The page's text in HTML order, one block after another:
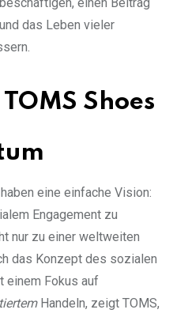
das Leben vieler
Shoes
haben eine einfache Vision:
Engagement zu
nur zu einer weltweiten
das Konzept des sozialen
einem Fokus auf
Handeln, zeigt TOMS,